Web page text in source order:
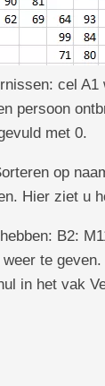
cel
persoon
met 0.
op
Hier ziet u
B2:
te geven.
in het vak